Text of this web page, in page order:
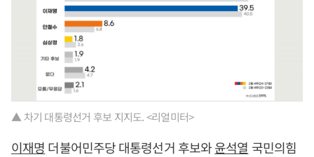
▲ 차기 대통령선거 후보 지지도. <리얼미터>
이재명 더불어민주당 대통령선거 후보와윤석열 국민의힘